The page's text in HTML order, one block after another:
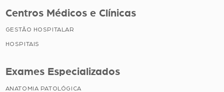
Centros Médicos e Clínicas
GESTÃO HOSPITALAR
HOSPITAIS
Exames Especializados
ANATOMIA PATOLÓGICA